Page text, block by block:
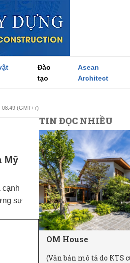
Đào
tạo
Asean
Architect
08:49 (GMT+7)
Mỹ
cạnh
sự
TIN ĐỌC NHIỀU
OM House
(Văn bản mô tả do KTS